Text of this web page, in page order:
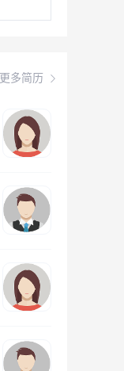
更多简历